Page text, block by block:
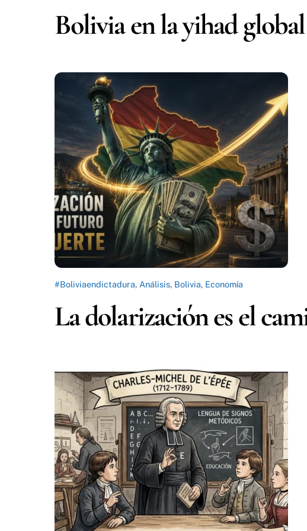
Bolivia en la yihad global
#Boliviaendictadura, Análisis, Bolivia, Economía
La dolarización es el